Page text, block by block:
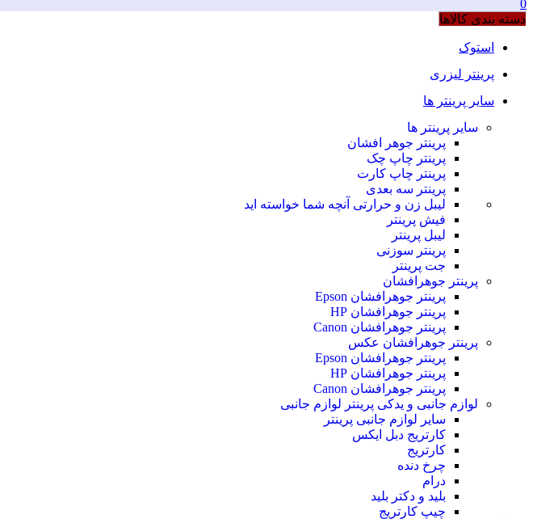
0
دسته بندی کالاها
استوک
پرینتر لیزری
سایر پرینتر ها
سایر پرینتر ها
پرینتر جوهر افشان
پرینتر چاپ چک
پرینتر چاپ کارت
پرینتر سه بعدی
لیبل زن و حرارتی آنچه شما خواسته اید
فیش پرینتر
لیبل پرینتر
پرینتر سوزنی
جت پرینتر
پرینتر جوهرافشان
پرینتر جوهرافشان Epson
پرینتر جوهرافشان HP
پرینتر جوهرافشان Canon
پرینتر جوهرافشان عکس
پرینتر جوهرافشان Epson
پرینتر جوهرافشان HP
پرینتر جوهرافشان Canon
لوازم جانبی و یدکی پرینتر لوازم جانبی
سایر لوازم جانبی پرینتر
کارتریج دبل ایکس
کارتریج
چرخ دنده
درام
بلید و دکتر بلید
چیپ کارتریج